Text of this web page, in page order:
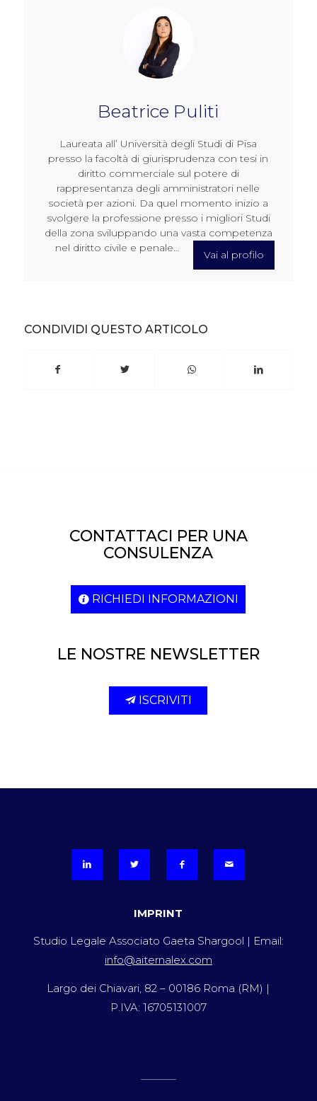
Beatrice Puliti
Laureata all’ Università degli Studi di Pisa
presso la facoltà di giurisprudenza con tesi in
diritto commerciale sul potere di
rappresentanza degli amministratori nelle
società per azioni. Da quel momento inizio a
svolgere la professione presso i migliori Studi
della zona sviluppando una vasta competenza
nel diritto civile e penale…
Vai al profilo
CONDIVIDI QUESTO ARTICOLO
CONTATTACI PER UNA
CONSULENZA
RICHIEDI INFORMAZIONI
LE NOSTRE NEWSLETTER
ISCRIVITI
IMPRINT
Studio Legale Associato Gaeta Shargool | Email:
info@aiternalex.com
Largo dei Chiavari, 82 – 00186 Roma (RM) |
P.IVA: 16705131007